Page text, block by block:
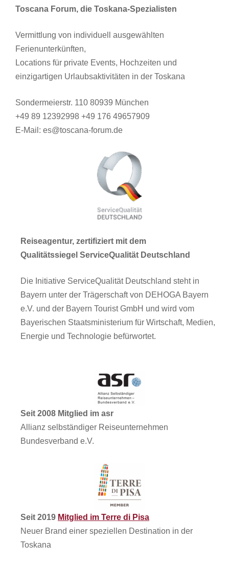
Toscana Forum, die Toskana-Spezialisten
Vermittlung von individuell ausgewählten
Ferienunterkünften,
Locations für private Events, Hochzeiten und
einzigartigen Urlaubsaktivitäten in der Toskana
Sondermeierstr. 110 80939 München
+49 89 12392998 +49 176 49657909
E-Mail: es@toscana-forum.de
Reiseagentur, zertifiziert mit dem
Qualitätssiegel ServiceQualität Deutschland
Die Initiative ServiceQualität Deutschland steht in
Bayern unter der Trägerschaft von DEHOGA Bayern
e.V. und der Bayern Tourist GmbH und wird vom
Bayerischen Staatsministerium für Wirtschaft, Medien,
Energie und Technologie befürwortet.
Seit 2008 Mitglied im asr
Allianz selbständiger Reiseunternehmen
Bundesverband e.V.
Seit 2019 Mitglied im Terre di Pisa
Neuer Brand einer speziellen Destination in der
Toskana